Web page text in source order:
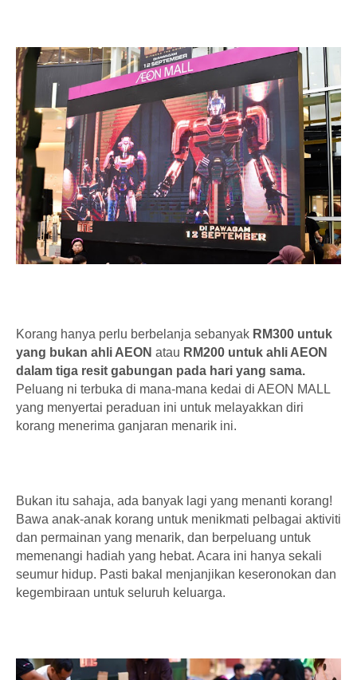
Korang hanya perlu berbelanja sebanyak RM300 untuk
yang bukan ahli AEON atau RM200 untuk ahli AEON
dalam tiga resit gabungan pada hari yang sama.
Peluang ni terbuka di mana-mana kedai di AEON MALL
yang menyertai peraduan ini untuk melayakkan diri
korang menerima ganjaran menarik ini.
Bukan itu sahaja, ada banyak lagi yang menanti korang!
Bawa anak-anak korang untuk menikmati pelbagai aktiviti
dan permainan yang menarik, dan berpeluang untuk
memenangi hadiah yang hebat. Acara ini hanya sekali
seumur hidup. Pasti bakal menjanjikan keseronokan dan
kegembiraan untuk seluruh keluarga.